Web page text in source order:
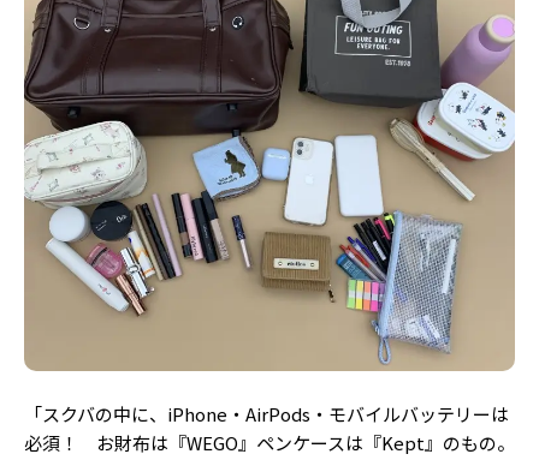
「スクバの中に、iPhone・AirPods・モバイルバッテリーは
必須！ お財布は『WEGO』ペンケースは『Kept』のもの。